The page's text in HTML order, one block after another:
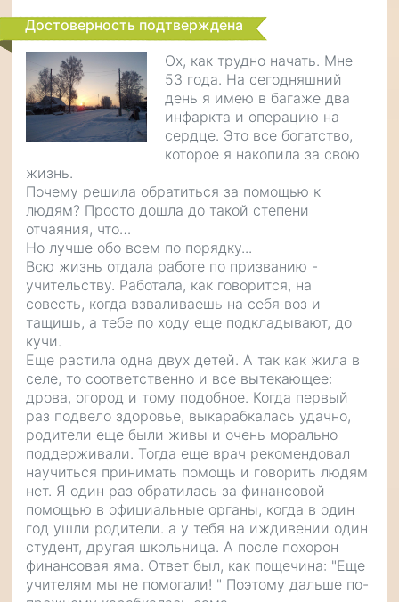
Достоверность подтверждена
Ох, как трудно начать. Мне
53 года. На сегодняшний
день я имею в багаже два
инфаркта и операцию на
сердце. Это все богатство,
которое я накопила за свою
жизнь.
Почему решила обратиться за помощью к
людям? Просто дошла до такой степени
отчаяния, что…
Но лучше обо всем по порядку...
Всю жизнь отдала работе по призванию -
учительству. Работала, как говорится, на
совесть, когда взваливаешь на себя воз и
тащишь, а тебе по ходу еще подкладывают, до
кучи.
Еще растила одна двух детей. А так как жила в
селе, то соответственно и все вытекающее:
дрова, огород и тому подобное. Когда первый
раз подвело здоровье, выкарабкалась удачно,
родители еще были живы и очень морально
поддерживали. Тогда еще врач рекомендовал
научиться принимать помощь и говорить людям
нет. Я один раз обратилась за финансовой
помощью в официальные органы, когда в один
год ушли родители. а у тебя на иждивении один
студент, другая школьница. А после похорон
финансовая яма. Ответ был, как пощечина: "Еще
учителям мы не помогали! " Поэтому дальше по-